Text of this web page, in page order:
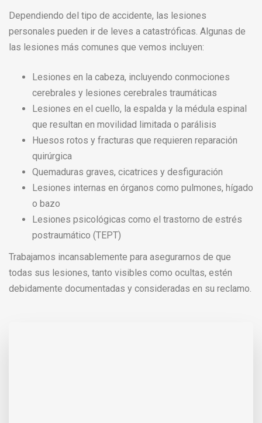
Dependiendo del tipo de accidente, las lesiones
personales pueden ir de leves a catastróficas. Algunas de
las lesiones más comunes que vemos incluyen:
Lesiones en la cabeza, incluyendo conmociones
cerebrales y lesiones cerebrales traumáticas
Lesiones en el cuello, la espalda y la médula espinal
que resultan en movilidad limitada o parálisis
Huesos rotos y fracturas que requieren reparación
quirúrgica
Quemaduras graves, cicatrices y desfiguración
Lesiones internas en órganos como pulmones, hígado
o bazo
Lesiones psicológicas como el trastorno de estrés
postraumático (TEPT)
Trabajamos incansablemente para asegurarnos de que
todas sus lesiones, tanto visibles como ocultas, estén
debidamente documentadas y consideradas en su reclamo.